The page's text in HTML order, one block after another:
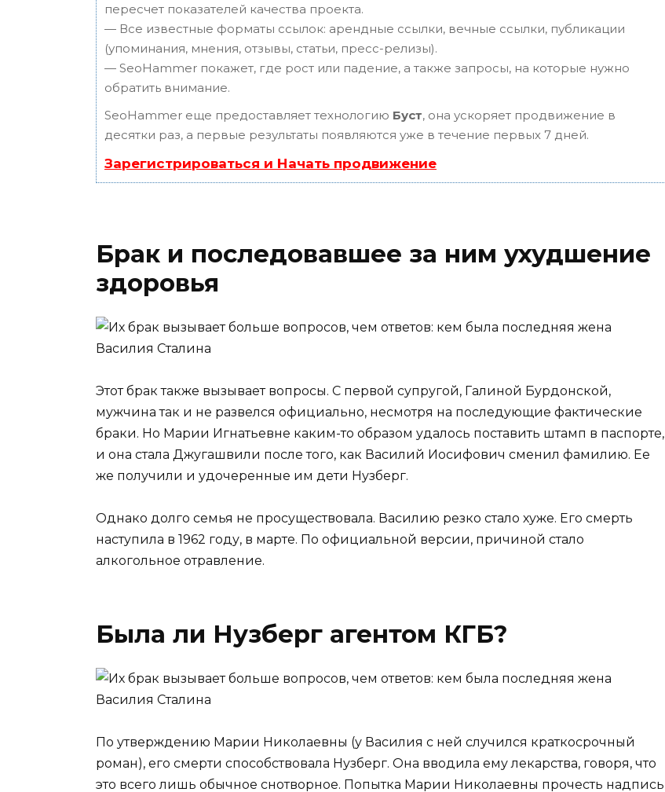
пересчет показателей качества проекта.
— Все известные форматы ссылок: арендные ссылки, вечные ссылки, публикации
(упоминания, мнения, отзывы, статьи, пресс-релизы).
— SeoHammer покажет, где рост или падение, а также запросы, на которые нужно
обратить внимание.
SeoHammer еще предоставляет технологию Буст, она ускоряет продвижение в
десятки раз, а первые результаты появляются уже в течение первых 7 дней.
Зарегистрироваться и Начать продвижение
Брак и последовавшее за ним ухудшение
здоровья
Этот брак также вызывает вопросы. С первой супругой, Галиной Бурдонской,
мужчина так и не развелся официально, несмотря на последующие фактические
браки. Но Марии Игнатьевне каким-то образом удалось поставить штамп в паспорте,
и она стала Джугашвили после того, как Василий Иосифович сменил фамилию. Ее
же получили и удочеренные им дети Нузберг.
Однако долго семья не просуществовала. Василию резко стало хуже. Его смерть
наступила в 1962 году, в марте. По официальной версии, причиной стало
алкогольное отравление.
Была ли Нузберг агентом КГБ?
По утверждению Марии Николаевны (у Василия с ней случился краткосрочный
роман), его смерти способствовала Нузберг. Она вводила ему лекарства, говоря, что
это всего лишь обычное снотворное. Попытка Марии Николаевны прочесть надпись